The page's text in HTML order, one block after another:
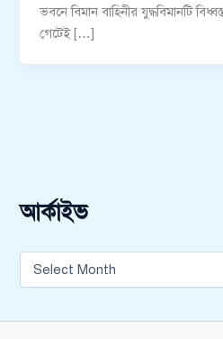
ভবনে বিমান বাহিনীর যুদ্ধবিমানটি
গেটেই […]
আর্কাইভ